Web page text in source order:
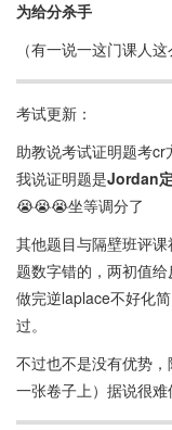
为给分杀手
（有一说一这门课人
考试更新：
助教说考试证明题考cr
我说证明题是Jordan
😭😭😭坐等调分了
其他题目与隔壁班评
题数字错的，两初值
做完逆laplace不好化
过。
不过也不是没有优势
一张卷子上）据说很难